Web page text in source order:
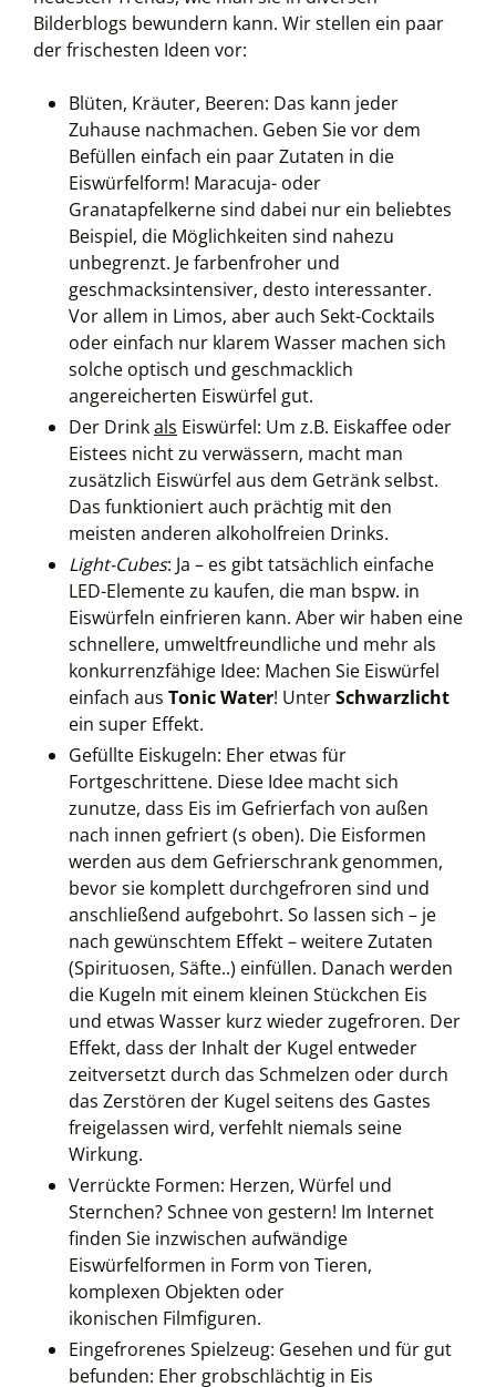
Bilderblogs bewundern kann. Wir stellen ein paar
der frischesten Ideen vor:
Blüten, Kräuter, Beeren: Das kann jeder
Zuhause nachmachen. Geben Sie vor dem
Befüllen einfach ein paar Zutaten in die
Eiswürfelform! Maracuja- oder
Granatapfelkerne sind dabei nur ein beliebtes
Beispiel, die Möglichkeiten sind nahezu
unbegrenzt. Je farbenfroher und
geschmacksintensiver, desto interessanter.
Vor allem in Limos, aber auch Sekt-Cocktails
oder einfach nur klarem Wasser machen sich
solche optisch und geschmacklich
angereicherten Eiswürfel gut.
Der Drinkals Eiswürfel: Um z.B. Eiskaffee oder
Eistees nicht zu verwässern, macht man
zusätzlich Eiswürfel aus dem Getränk selbst.
Das funktioniert auch prächtig mit den
meisten anderen alkoholfreien Drinks.
Light-Cubes: Ja – es gibt tatsächlich einfache
LED-Elemente zu kaufen, die man bspw. in
Eiswürfeln einfrieren kann. Aber wir haben eine
schnellere, umweltfreundliche und mehr als
konkurrenzfähige Idee: Machen Sie Eiswürfel
einfach aus Tonic Water! UnterSchwarzlicht
ein super Effekt.
Gefüllte Eiskugeln: Eher etwas für
Fortgeschrittene. Diese Idee macht sich
zunutze, dass Eis im Gefrierfach von außen
nach innen gefriert (s oben). Die Eisformen
werden aus dem Gefrierschrank genommen,
bevor sie komplett durchgefroren sind und
anschließend aufgebohrt. So lassen sich – je
nach gewünschtem Effekt – weitere Zutaten
(Spirituosen, Säfte..) einfüllen. Danach werden
die Kugeln mit einem kleinen Stückchen Eis
und etwas Wasser kurz wieder zugefroren. Der
Effekt, dass der Inhalt der Kugel entweder
zeitversetzt durch das Schmelzen oder durch
das Zerstören der Kugel seitens des Gastes
freigelassen wird, verfehlt niemals seine
Wirkung.
Verrückte Formen: Herzen, Würfel und
Sternchen? Schnee von gestern! Im Internet
finden Sie inzwischen aufwändige
Eiswürfelformen in Form von Tieren,
komplexen Objekten oder
ikonischen Filmfiguren.
Eingefrorenes Spielzeug: Gesehen und für gut
befunden: Eher grobschlächtig in Eis